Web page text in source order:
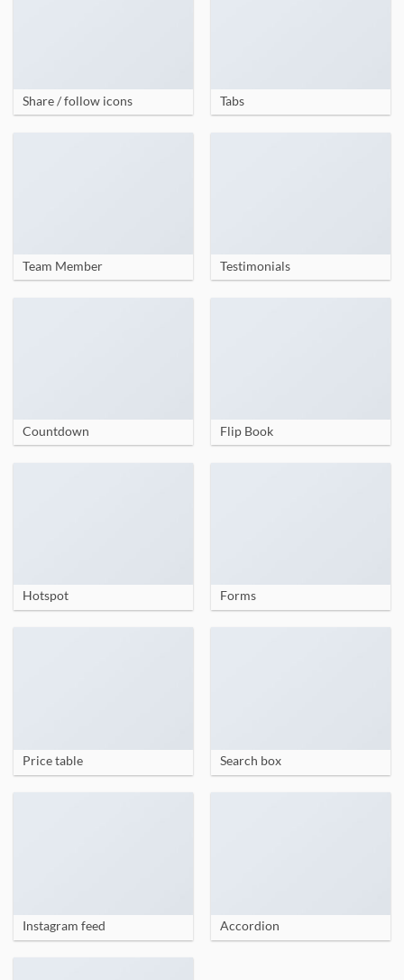
Share / follow icons Tabs
Team Member Testimonials
Countdown Flip Book
Hotspot Forms
Price table Search box
Instagram feed Accordion